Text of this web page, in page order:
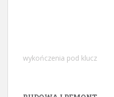
wykończenia pod klucz